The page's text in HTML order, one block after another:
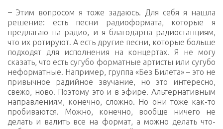
– Этим вопросом я тоже задаюсь. Для себя я нашла
решение: есть песни радиоформата, которые я
предлагаю на радио, и я благодарна радиостанциям,
что их ротируют. А есть другие песни, которые больше
подходят для исполнения на концертах. Я не могу
сказать, что есть сугубо форматные артисты или сугубо
неформатные. Например, группа «Без Билета» – это не
привычное радийное звучание, но это интересно,
свежо, ново. Поэтому это и в эфире. Альтернативным
направлениям, конечно, сложно. Но они тоже как-то
пробиваются. Можно, конечно, вообще ничего не
делать и валить все на формат, а можно делать что-